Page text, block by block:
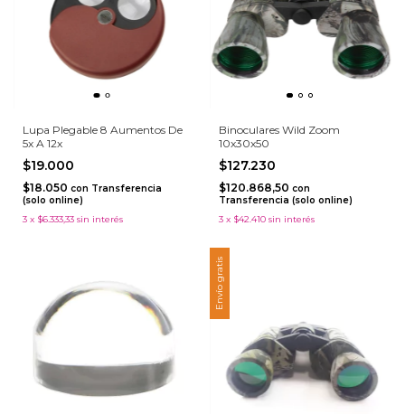
Lupa Plegable 8 Aumentos De
5x A 12x
$19.000
$18.050 con Transferencia
(solo online)
3 x $6.333,33 sin interés
Binoculares Wild Zoom
10x30x50
$127.230
$120.868,50 con
Transferencia (solo online)
3 x $42.410 sin interés
Envío gratis